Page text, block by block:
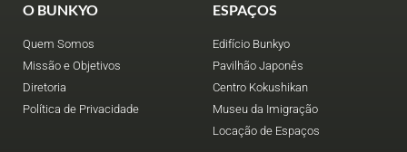
O BUNKYO
Quem Somos
Missão e Objetivos
Diretoria
Política de Privacidade
ESPAÇOS
Edifício Bunkyo
Pavilhão Japonês
Centro Kokushikan
Museu da Imigração
Locação de Espaços